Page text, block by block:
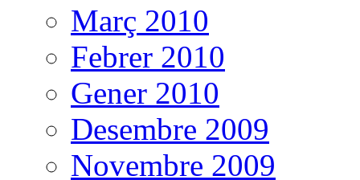
Març 2010
Febrer 2010
Gener 2010
Desembre 2009
Novembre 2009